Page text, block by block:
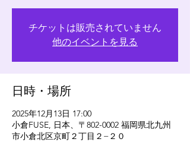
チケットは販売されていません
他のイベントを見る
日時・場所
2025年12月13日 17:00
小倉FUSE, 日本、〒802-0002 福岡県北九州
市小倉北区京町２丁目２−２０